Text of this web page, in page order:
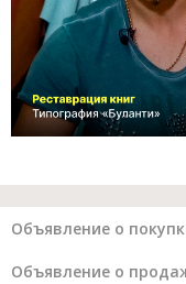
Объявление о
Объявление о